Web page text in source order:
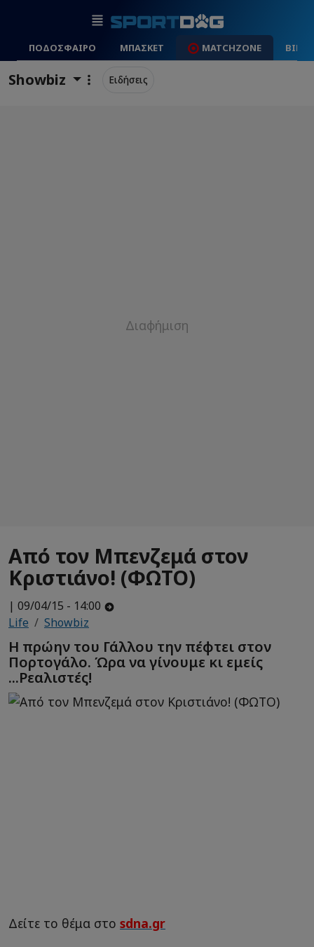
ΠΟΔΟΣΦΑΙΡΟ ΜΠΑΣΚΕΤ MATCHZONE
Showbiz Ειδήσεις
Από τον Μπενζεμά στον
Κριστιάνο! (ΦΩΤΟ)
| 09/04/15 - 14:00
Life
Showbiz
Η πρώην του Γάλλου την πέφτει στον
Πορτογάλο. Ώρα να γίνουμε κι εμείς
...Ρεαλιστές!
Δείτε το θέμα στο sdna.gr